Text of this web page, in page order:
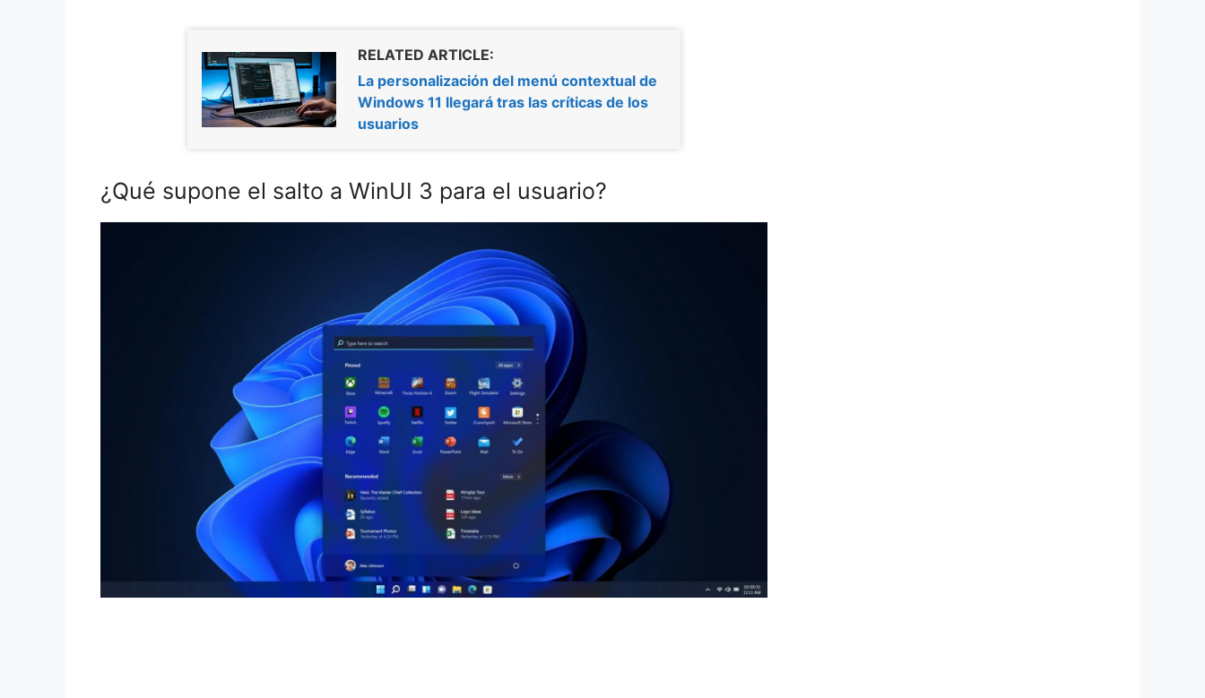
RELATED ARTICLE:
La personalización del menú contextual de
Windows 11 llegará tras las críticas de los
usuarios
¿Qué supone el salto a WinUI 3 para el usuario?